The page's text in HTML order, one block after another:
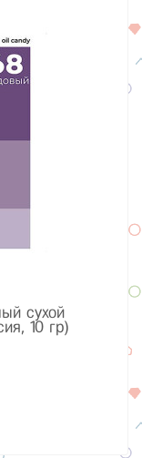
сухой
10 гр)